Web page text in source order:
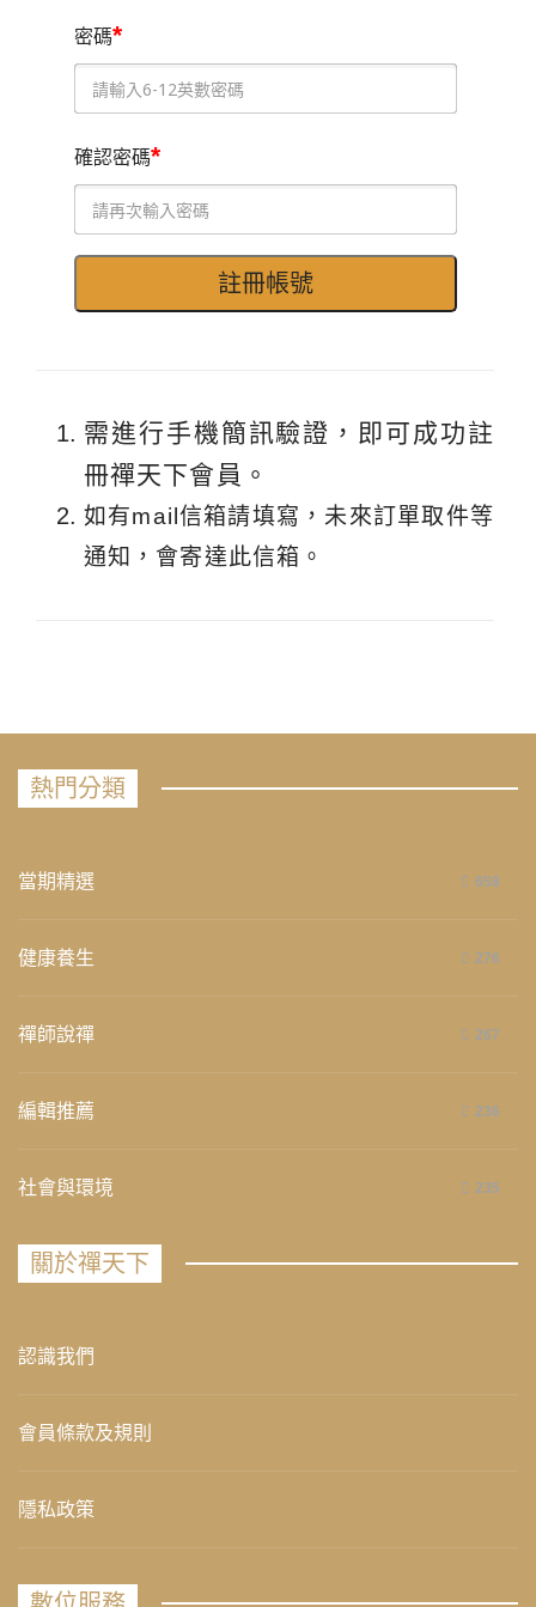
密碼*
確認密碼*
需進行手機簡訊驗證，即可成功註
冊禪天下會員。
如有mail信箱請填寫，未來訂單取件等
通知，會寄達此信箱。
熱門分類
當期精選 658
健康養生 276
禪師說禪 267
編輯推薦 236
社會與環境 235
關於禪天下
認識我們
會員條款及規則
隱私政策